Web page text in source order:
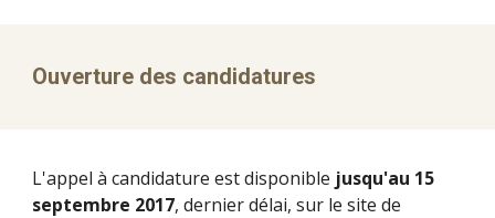
Ouverture des candidatures
L'appel à candidature est disponible jusqu'au 15
septembre 2017, dernier délai, sur le site de